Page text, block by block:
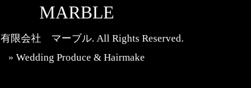
MARBLE
有限会社 マーブル. All Rights Reserved.
» Wedding Produce & Hairmake